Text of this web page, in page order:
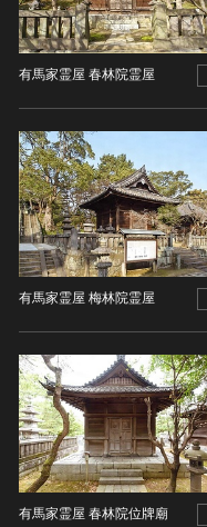
有馬家霊屋 春林院霊屋
有馬家霊屋 梅林院霊屋
有馬家霊屋 春林院位牌廟
明治 [日本]
大正 [日本]
昭和以降 [日本]
平成 [日本]
令和 [日本]
旧石器 [朝鮮半島]
新石器 [朝鮮半島]
青銅器 [朝鮮半島]
原三国・朝鮮三国
原三国・朝鮮三国
新羅 [朝鮮半島]
高麗 [朝鮮半島]
朝鮮 [朝鮮半島]
近現代 [朝鮮半島]
素描
東洋画(日本画を
木版画
銅版画
リトグラフ（石版
シルクスクリーン
その他
金属像
石像
石膏像
その他
工芸品
指定区分を選択
国宝
重要文化財
登録有形文化財
重要無形文化財
登録無形文化財
記録作成等の措置
重要有形民俗文化
重要無形民俗文化財
登録無形民俗文化
記録作成等の措
史跡
名勝
天然記念物
特別史跡
特別名勝
動画
高画質画像
画像ライセンス
画像ライセンスを選択
CC0
PDM
CC BY-SA（表示—
CC BY-ND（表示
CC BY-NC（表示—
CC BY-NC-SA（
CC BY-NC-ND（
IN COPYRIGHT（
連想検索